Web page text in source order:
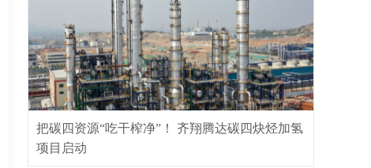
把碳四资源“吃干榨净”！ 齐翔腾达碳四炔烃加氢
项目启动